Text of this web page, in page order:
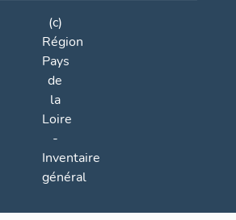
(c)
Région
Pays
de
la
Loire
-
Inventaire
général